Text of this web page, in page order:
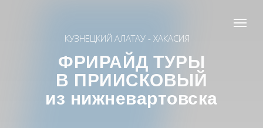
ФРИРАЙД ТУРЫ
В ПРИИСКОВЫЙ
из нижневартовска
КУЗНЕЦКИЙ АЛАТАУ - ХАКАСИЯ